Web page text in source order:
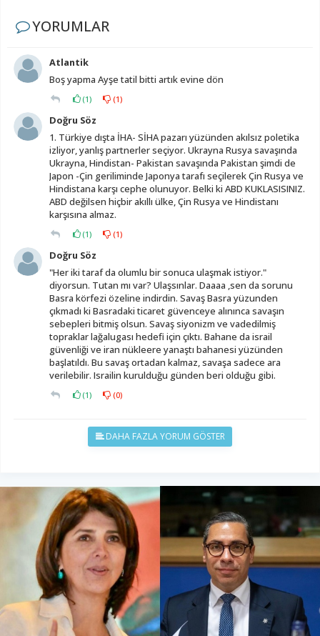
YORUMLAR
Atlantik
Boş yapma Ayşe tatil bitti artık evine dön
(1) (1)
Doğru Söz
1. Türkiye dışta İHA- SİHA pazarı yüzünden akılsız poletika
izliyor, yanlış partnerler seçiyor. Ukrayna Rusya savaşında
Ukrayna, Hindistan- Pakistan savaşında Pakistan şimdi de
Japon -Çin geriliminde Japonya tarafı seçilerek Çin Rusya ve
Hindistana karşı cephe olunuyor. Belki ki ABD KUKLASISINIZ.
ABD değilsen hiçbir akıllı ülke, Çin Rusya ve Hindistanı
karşısına almaz.
(1) (1)
Doğru Söz
"Her iki taraf da olumlu bir sonuca ulaşmak istiyor."
diyorsun. Tutan mı var? Ulaşsınlar. Daaaa ,sen da sorunu
Basra körfezi özeline indirdin. Savaş Basra yüzunden
çıkmadı ki Basradaki ticaret güvenceye alınınca savaşın
sebepleri bitmiş olsun. Savaş siyonizm ve vadedilmiş
topraklar lağalugası hedefi için çıktı. Bahane da israil
güvenliği ve iran nükleere yanaştı bahanesi yüzünden
başlatıldı. Bu savaş ortadan kalmaz, savaşa sadece ara
verilebilir. Israilin kurulduğu günden beri olduğu gibi.
(1) (0)
DAHA FAZLA YORUM GÖSTER